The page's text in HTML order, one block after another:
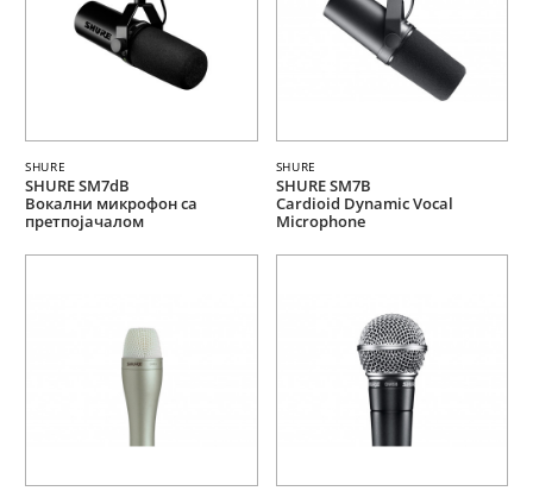
SHURE
SHURE SM7dB
Вокални микрофон са
претпојачалом
SHURE
SHURE SM7B
Cardioid Dynamic Vocal
Microphone